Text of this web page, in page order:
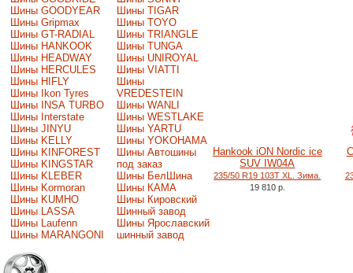
Шины GOODYEAR
Шины Gripmax
Шины GT-RADIAL
Шины HANKOOK
Шины HEADWAY
Шины HERCULES
Шины HIFLY
Шины Ikon Tyres
Шины INSA TURBO
Шины Interstate
Шины JINYU
Шины KELLY
Шины KINFOREST
Шины KINGSTAR
Шины KLEBER
Шины Kormoran
Шины KUMHO
Шины LASSA
Шины Laufenn
Шины MARANGONI
Шины TIGAR
Шины TOYO
Шины TRIANGLE
Шины TUNGA
Шины UNIROYAL
Шины VIATTI
Шины
VREDESTEIN
Шины WANLI
Шины WESTLAKE
Шины YARTU
Шины YOKOHAMA
Шины Автошины
под заказ
Шины БелШина
Шины КАМА
Шины Кировский
Шинный завод
Шины Ярославский
шинный завод
Hankook iON Nordic ice
SUV IW04A
235/50 R19 103T XL. Зима.
19 810 р.